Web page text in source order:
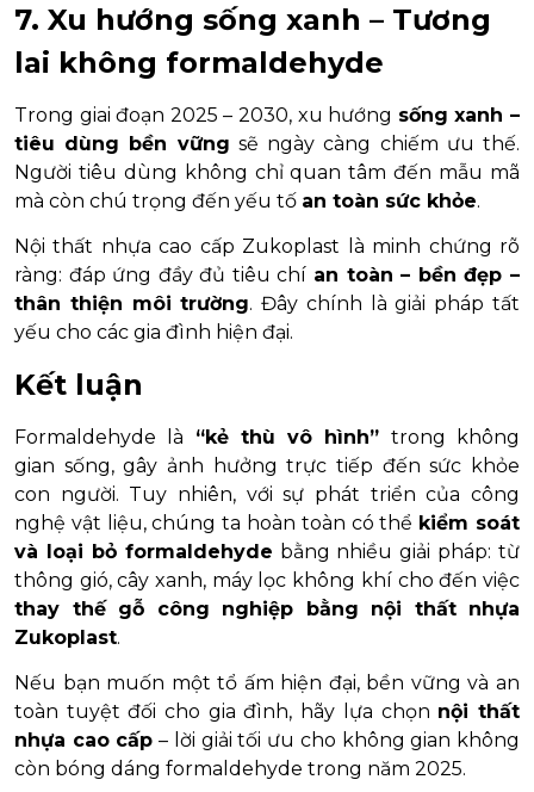
7. Xu hướng sống xanh – Tương
lai không formaldehyde
Trong giai đoạn 2025 – 2030, xu hướng sống xanh –
tiêu dùng bền vững sẽ ngày càng chiếm ưu thế.
Người tiêu dùng không chỉ quan tâm đến mẫu mã
mà còn chú trọng đến yếu tố an toàn sức khỏe.
Nội thất nhựa cao cấp Zukoplast là minh chứng rõ
ràng: đáp ứng đầy đủ tiêu chí an toàn – bền đẹp –
thân thiện môi trường. Đây chính là giải pháp tất
yếu cho các gia đình hiện đại.
Kết luận
Formaldehyde là “kẻ thù vô hình” trong không
gian sống, gây ảnh hưởng trực tiếp đến sức khỏe
con người. Tuy nhiên, với sự phát triển của công
nghệ vật liệu, chúng ta hoàn toàn có thể kiểm soát
và loại bỏ formaldehyde bằng nhiều giải pháp: từ
thông gió, cây xanh, máy lọc không khí cho đến việc
thay thế gỗ công nghiệp bằng nội thất nhựa
Zukoplast.
Nếu bạn muốn một tổ ấm hiện đại, bền vững và an
toàn tuyệt đối cho gia đình, hãy lựa chọn nội thất
nhựa cao cấp – lời giải tối ưu cho không gian không
còn bóng dáng formaldehyde trong năm 2025.